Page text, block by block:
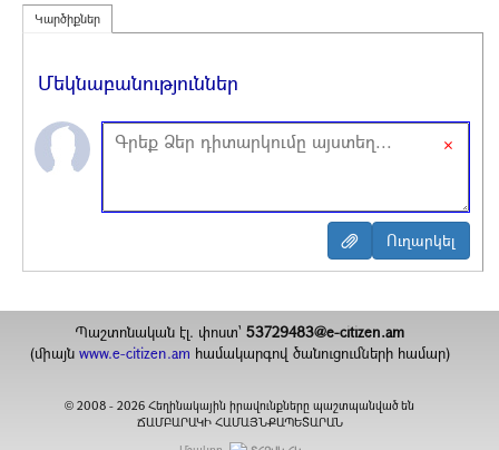
Կարծիքներ
Մեկնաբանություններ
×
Պաշտոնական էլ. փոստ`53729483@e-citizen.am
(միայն www.e-citizen.am համակարգով ծանուցումների համար)
© 2008 -2026 Հեղինակային իրավունքները պաշտպանված են
ՃԱՄԲԱՐԱԿԻ ՀԱՄԱՅՆՔԱՊԵՏԱՐԱՆ